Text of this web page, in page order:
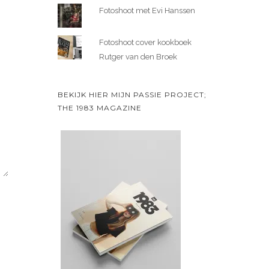
Fotoshoot met Evi Hanssen
Fotoshoot cover kookboek
Rutger van den Broek
BEKIJK HIER MIJN PASSIE PROJECT;
THE 1983 MAGAZINE